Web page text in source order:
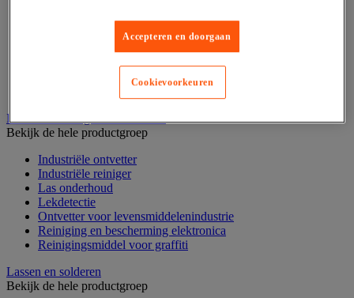
Scharnierpen, -strip en geheng
Sluitknop en handgreep
Industrieel reinigen en ontvetten
Bekijk de hele productgroep
Industriële ontvetter
Industriële reiniger
Las onderhoud
Lekdetectie
Ontvetter voor levensmiddelenindustrie
Reiniging en bescherming elektronica
Reinigingsmiddel voor graffiti
Lassen en solderen
Bekijk de hele productgroep
Accepteren en doorgaan
Cookievoorkeuren